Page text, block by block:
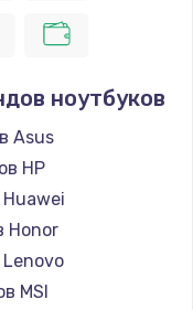
ноутбуков
Asus
HP
Honor
MSI